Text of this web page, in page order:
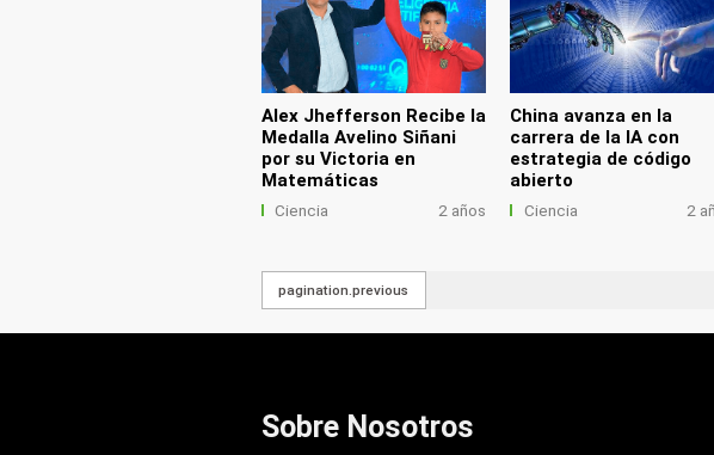
Alex Jhefferson Recibe la
Medalla Avelino Siñani
por su Victoria en
Matemáticas
Ciencia 2 años
China avanza en la
carrera de la IA con
estrategia de código
abierto
Ciencia 2
pagination.previous
Sobre Nosotros